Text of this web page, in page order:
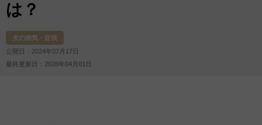
は？
犬の病気・症状
公開日：2024年07月17日
最終更新日：2026年04月01日